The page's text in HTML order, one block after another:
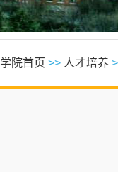
学院首页 >> 人才培养